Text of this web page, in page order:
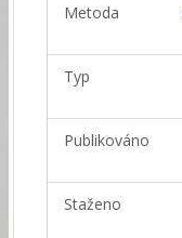
Metoda
Typ
Publikováno
Staženo